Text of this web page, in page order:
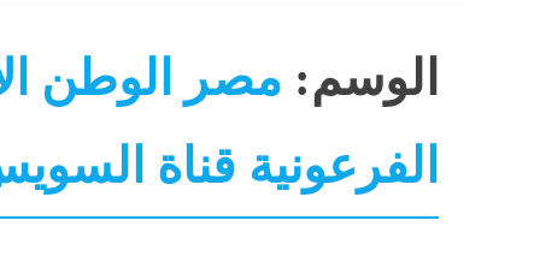
والتلفزيون:
نورا الفرا تسطر:
فارس في حرب
الوسم: مصر الوطن
الفرعونية قناة
التحليل اللحظي جاءنا الآن سوشيال ميديا